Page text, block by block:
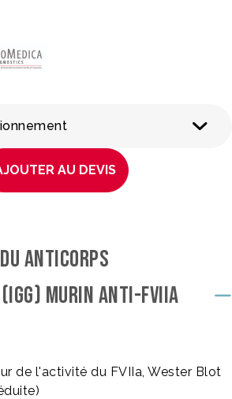
AU DEVIS
ANTICORPS
MURIN ANTI-FVIIA
de l'activité du FVIIa, Wester Blot